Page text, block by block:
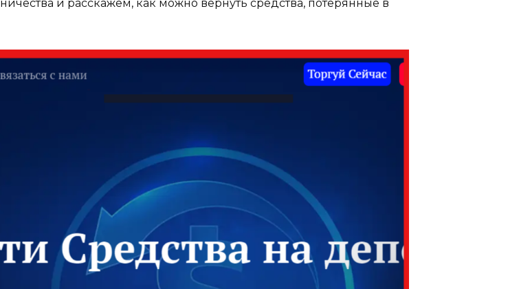
и расскажем, как можно вернуть средства, потерянные в